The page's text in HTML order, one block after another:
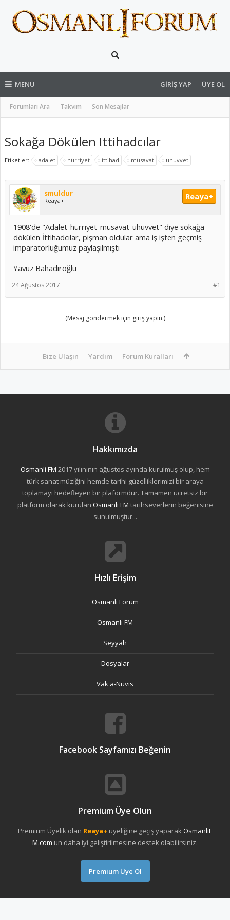
MENU
Forumları Ara Takvim Son Mesajlar
GIRIŞ YAP ÜYE OL
Sokağa Dökülen Ittihadcılar
Etiketler: adalet hürriyet ittihad müsavat uhuvvet
smuldur
Reaya+ Reaya+
1908'de "Adalet-hürriyet-müsavat-uhuvvet" diye sokağa
dökülen İttihadcılar, pişman oldular ama iş işten geçmiş
imparatorluğumuz paylaşılmıştı
Yavuz Bahadıroğlu
#1
24 Ağustos 2017
(Mesaj göndermek için giriş yapın.)
Bize Ulaşın Yardım Forum Kuralları
Hakkımızda
Osmanli FM 2017 yılınının ağustos ayında kurulmuş olup, hem
türk sanat müziğini hemde tarihi güzelliklerimizi bir araya
toplamayı hedefleyen bir plaformdur. Tamamen ücretsiz bir
platform olarak kurulan Osmanli FM tarihseverlerin beğenisine
sunulmuştur...
Hızlı Erişim
Osmanlı Forum
Osmanlı FM
Seyyah
Dosyalar
Vak'a-Nüvis
Facebook Sayfamızı Beğenin
Premium Üye Olun
Premium Üyelik olan Reaya+ üyeliğine geçiş yaparakOsmanliF
M.com'un daha iyi geliştirilmesine destek olabilirsiniz.
Premium Üye Ol